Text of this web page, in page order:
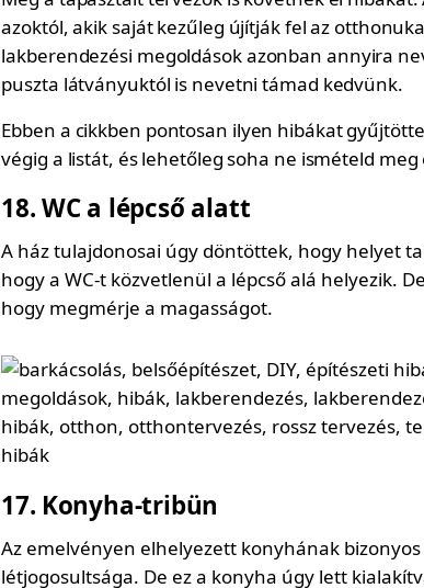
azoktól, akik saját kezűleg újítják fel az
lakberendezési megoldások azonban annyira
puszta látványuktól is nevetni támad kedvünk.
Ebben a cikkben pontosan ilyen hibákat
végig a listát, és lehetőleg soha ne ismételd
18 WC a lépcső alatt
A ház tulajdonosai úgy döntöttek, hogy helyet
hogy a WC-t közvetlenül a lépcső alá helyezik.
hogy megmérje a magasságot.
17 Konyha-tribün
Az emelvényen elhelyezett konyhának
létjogosultsága. De ez a konyha úgy lett